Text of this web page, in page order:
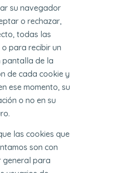
su navegador
o rechazar,
todas las
para recibir un
pantalla de la
de cada cookie y
ese momento, su
o no en su
las cookies que
son con
general para